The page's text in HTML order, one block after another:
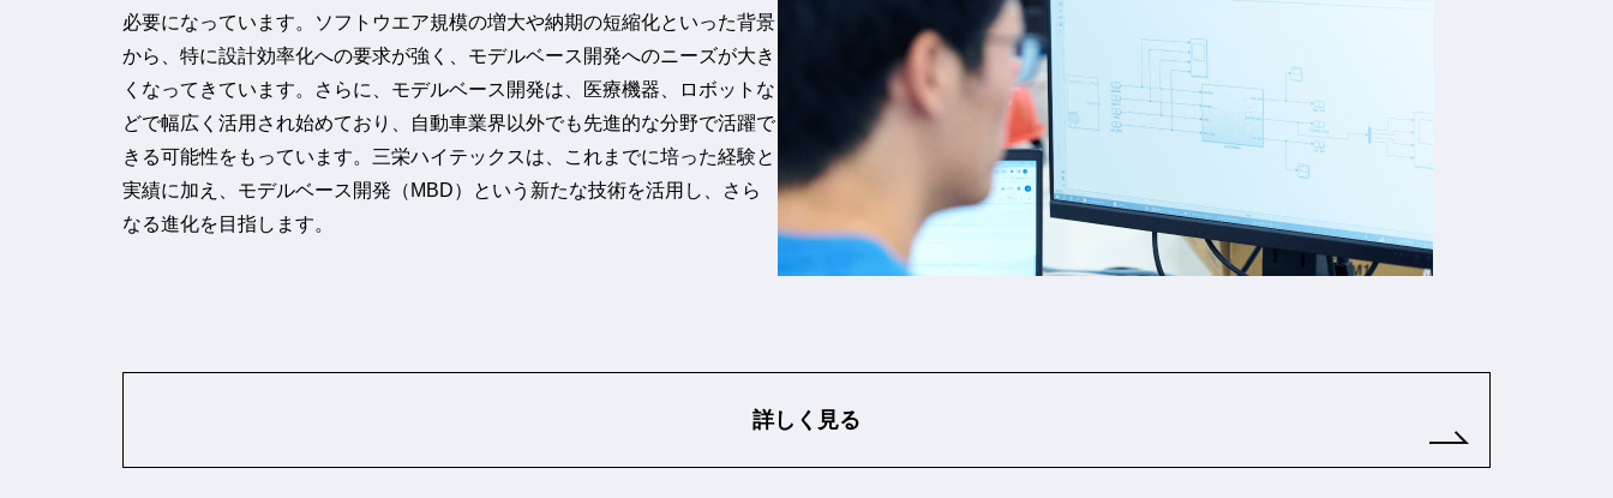
必要になっています。ソフトウエア規模の増大や納期の短縮化といった背景
から、特に設計効率化への要求が強く、モデルベース開発へのニーズが大き
くなってきています。さらに、モデルベース開発は、医療機器、ロボットな
どで幅広く活用され始めており、自動車業界以外でも先進的な分野で活躍で
きる可能性をもっています。三栄ハイテックスは、これまでに培った経験と
実績に加え、モデルベース開発（MBD）という新たな技術を活用し、さら
なる進化を目指します。
詳しく見る